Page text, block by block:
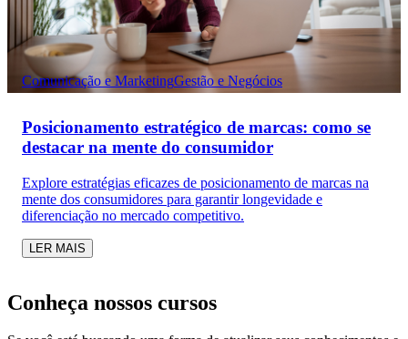
Comunicação e MarketingGestão e Negócios
Posicionamento estratégico de marcas: como se
destacar na mente do consumidor
Explore estratégias eficazes de posicionamento de marcas na
mente dos consumidores para garantir longevidade e
diferenciação no mercado competitivo.
LER MAIS
Conheça nossos cursos